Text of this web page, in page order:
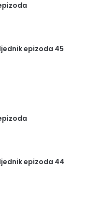
epizoda 45
epizoda 44